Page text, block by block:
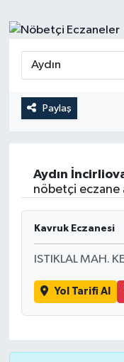
Paylaş
Aydın
nöbetçi eczane
Kavruk Eczanesi
ISTIKLAL MAH.
Yol Tarifi Al
Son Dakika
Haber Arşivi